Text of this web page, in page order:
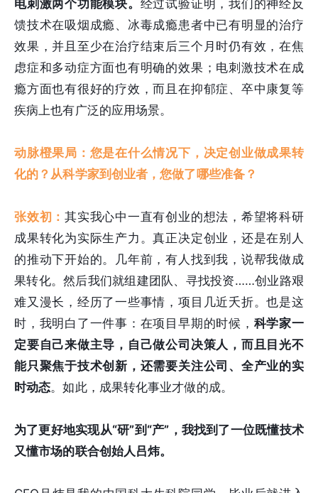
电刺激两个功能模块。 经过试验证明，我们的神经反
馈技术在吸烟成瘾、冰毒成瘾患者中已有明显的治疗
效果，并且至少在治疗结束后三个月时仍有效，在焦
虑症和多动症方面也有明确的效果；电刺激技术在成
瘾方面也有很好的疗效，而且在抑郁症、卒中康复等
疾病上也有广泛的应用场景。
动脉橙果局：您是在什么情况下，决定创业做成果转
化的？从科学家到创业者，您做了哪些准备？
张效初：其实我心中一直有创业的想法，希望将科研
成果转化为实际生产力。真正决定创业，还是在别人
的推动下开始的。几年前，有人找到我，说帮我做成
果转化。然后我们就组建团队、寻找投资……创业路艰
难又漫长，经历了一些事情，项目几近夭折。也是这
时，我明白了一件事：在项目早期的时候， 科学家一
定要自己来做主导，自己做公司决策人，而且目光不
能只聚焦于技术创新，还需要关注公司、全产业的实
时动态。如此，成果转化事业才做的成。
为了更好地实现从“研”到“产”，我找到了一位既懂技术
又懂市场的联合创始人吕炜。